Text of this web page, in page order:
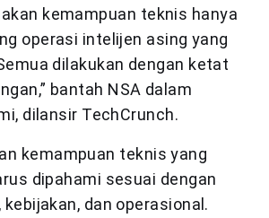
kemampuan teknis hanya
operasi intelijen asing yang
dilakukan dengan ketat
bantah NSA dalam
dilansir TechCrunch.
kemampuan teknis yang
dipahami sesuai dengan
dan operasional.